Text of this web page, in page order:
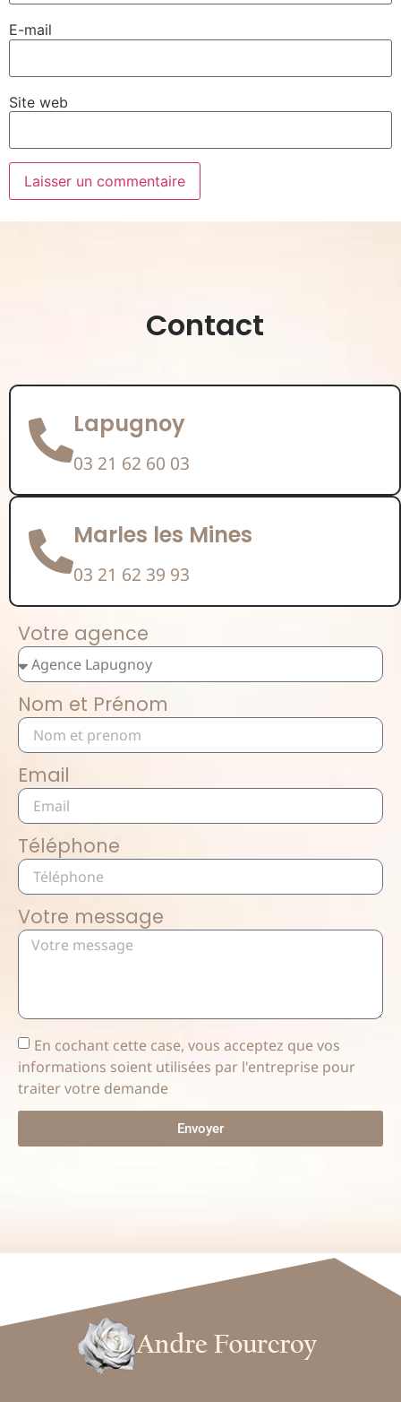
E-mail
Site web
Contact
Lapugnoy
03 21 62 60 03
Marles les Mines
03 21 62 39 93
Votre agence
Nom et Prénom
Email
Téléphone
Votre message
En cochant cette case, vous acceptez que vos
informations soient utilisées par l'entreprise pour
traiter votre demande
Envoyer